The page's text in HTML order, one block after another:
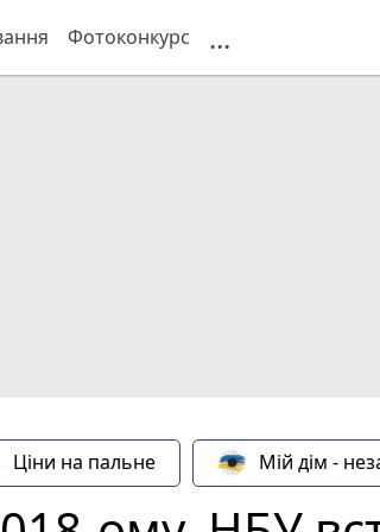
Фотоконкурс ...
Ціни на пальне Мій дім -